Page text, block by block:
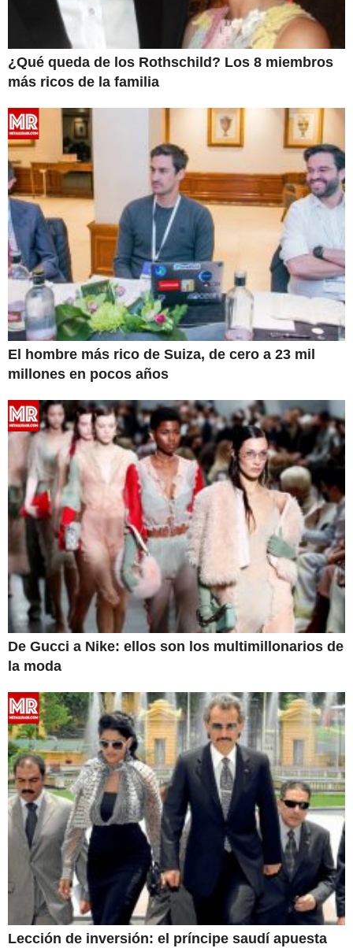
¿Qué queda de los Rothschild? Los 8 miembros
más ricos de la familia
El hombre más rico de Suiza, de cero a 23 mil
millones en pocos años
De Gucci a Nike: ellos son los multimillonarios de
la moda
Lección de inversión: el príncipe saudí apuesta